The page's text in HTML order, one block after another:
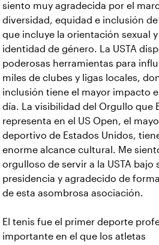
siento muy agradecida por el
diversidad, equidad e inclusión de
que incluye la orientación sexual y
identidad de género. La USTA
poderosas herramientas para
miles de clubes y ligas locales,
inclusión tiene el mayor impacto
día. La visibilidad del Orgullo que
representa en el US Open, el
deportivo de Estados Unidos,
enorme alcance cultural. Me
orgulloso de servir a la USTA bajo
presidencia y agradecido de
de esta asombrosa asociación.
El tenis fue el primer deporte
importante en el que los atletas